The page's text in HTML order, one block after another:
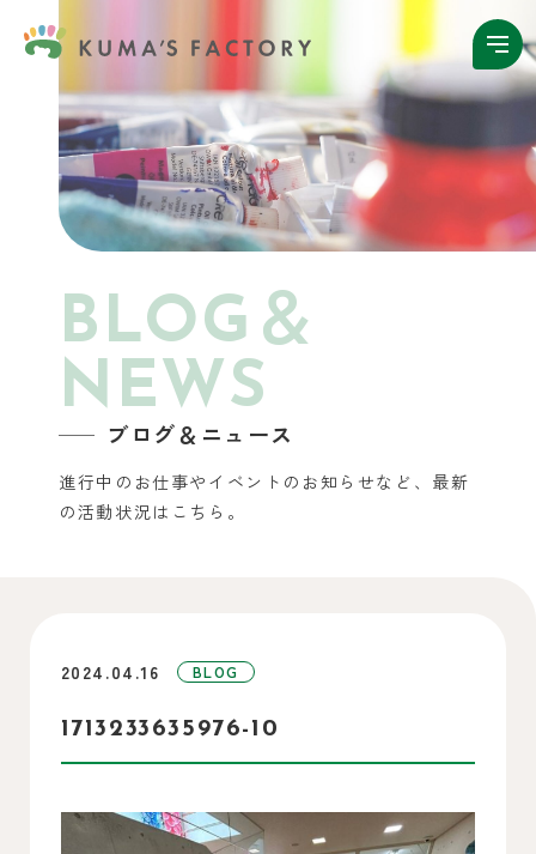
BLOG＆
NEWS
ブログ＆ニュース
進行中のお仕事やイベントのお知らせなど、 最新
の活動状況はこちら。
2024.04.16 BLOG
1713233635976-10